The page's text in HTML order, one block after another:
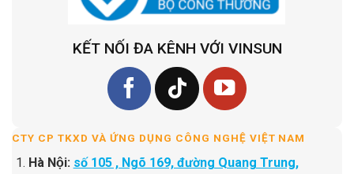
KẾT NỐI ĐA KÊNH VỚI VINSUN
CTY CP TKXD VÀ ỨNG DỤNG CÔNG NGHỆ VIỆT NAM
Hà Nội: số 105 , Ngõ 169, đường Quang Trung,